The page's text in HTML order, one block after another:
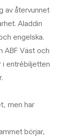
av återvunnet
Aladdin
engelska.
ABF Väst och
i entrébiljetten
men har
börjar,